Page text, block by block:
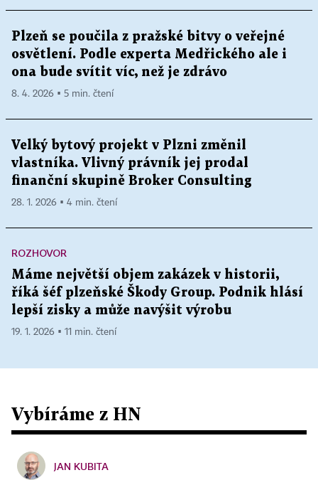
Plzeň se poučila z pražské bitvy o veřejné
osvětlení. Podle experta Medřického ale i
ona bude svítit víc, než je zdrávo
8. 4. 2026 ▪ 5 min. čtení
Velký bytový projekt v Plzni změnil
vlastníka. Vlivný právník jej prodal
finanční skupině Broker Consulting
28. 1. 2026 ▪ 4 min. čtení
ROZHOVOR
Máme největší objem zakázek v historii,
říká šéf plzeňské Škody Group. Podnik hlásí
lepší zisky a může navýšit výrobu
19. 1. 2026 ▪ 11 min. čtení
Vybíráme z HN
JAN KUBITA